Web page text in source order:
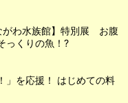
がわ水族館】特別展 お腹
っくりの魚！?
」を応援！ はじめての料